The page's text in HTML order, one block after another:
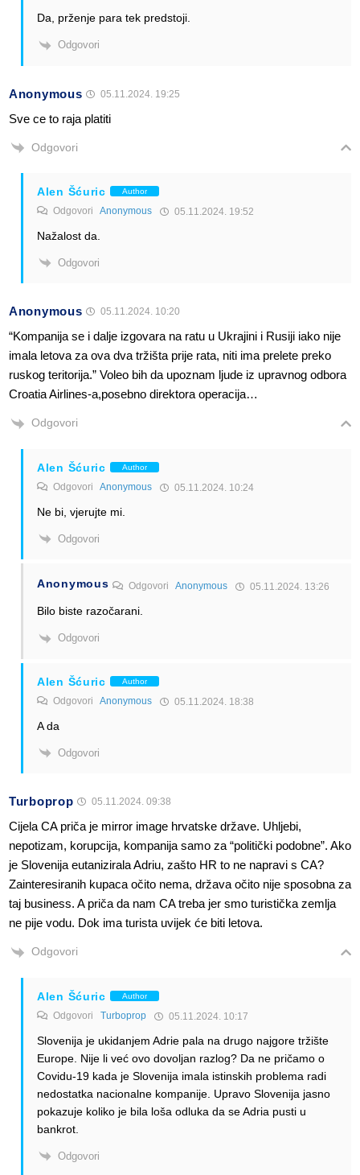
Da, prženje para tek predstoji.
Odgovori
Anonymous 05.11.2024. 19:25
Sve ce to raja platiti
Odgovori
Alen Šćuric Author
Odgovori Anonymous 05.11.2024. 19:52
Nažalost da.
Odgovori
Anonymous 05.11.2024. 10:20
“Kompanija se i dalje izgovara na ratu u Ukrajini i Rusiji iako nije
imala letova za ova dva tržišta prije rata, niti ima prelete preko
ruskog teritorija.” Voleo bih da upoznam ljude iz upravnog odbora
Croatia Airlines-a,posebno direktora operacija…
Odgovori
Alen Šćuric Author
Odgovori Anonymous 05.11.2024. 10:24
Ne bi, vjerujte mi.
Odgovori
Anonymous OdgovoriAnonymous 05.11.2024. 13:26
Bilo biste razočarani.
Odgovori
Alen Šćuric Author
Odgovori Anonymous 05.11.2024. 18:38
A da
Odgovori
Turboprop 05.11.2024. 09:38
Cijela CA priča je mirror image hrvatske države. Uhljebi,
nepotizam, korupcija, kompanija samo za “politički podobne”. Ako
je Slovenija eutanizirala Adriu, zašto HR to ne napravi s CA?
Zainteresiranih kupaca očito nema, država očito nije sposobna za
taj business. A priča da nam CA treba jer smo turistička zemlja
ne pije vodu. Dok ima turista uvijek će biti letova.
Odgovori
Alen Šćuric Author
Odgovori Turboprop 05.11.2024. 10:17
Slovenija je ukidanjem Adrie pala na drugo najgore tržište
Europe. Nije li već ovo dovoljan razlog? Da ne pričamo o
Covidu-19 kada je Slovenija imala istinskih problema radi
nedostatka nacionalne kompanije. Upravo Slovenija jasno
pokazuje koliko je bila loša odluka da se Adria pusti u
bankrot.
Odgovori